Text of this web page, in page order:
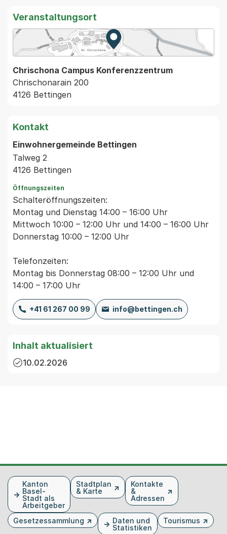
Veranstaltungsort
Zur Karte von MapBS.
Externer Link, wird in einem
Chrischona Campus Konferenzzentrum
Chrischonarain 200
4126 Bettingen
Kontakt
Einwohnergemeinde Bettingen
Talweg 2
4126 Bettingen
Öffnungszeiten
Schalteröffnungszeiten:
Montag und Dienstag 14:00 – 16:00 Uhr
Mittwoch 10:00 – 12:00 Uhr und 14:00 – 16:00 Uhr
Donnerstag 10:00 – 12:00 Uhr
Telefonzeiten:
Montag bis Donnerstag 08:00 – 12:00 Uhr und
14:00 – 17:00 Uhr
+41 61 267 00 99 info@bettingen.ch
Inhalt aktualisiert
10.02.2026
FusszeileKanton
Basel-
Stadt als
Arbeitgeber
Stadtplan
& Karte
Kontakte
&
Adressen
Gesetzessammlung
Daten und
Statistiken
Tourismus